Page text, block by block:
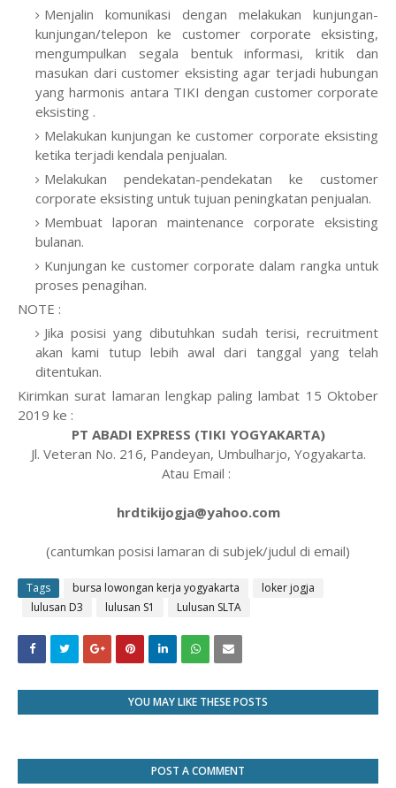
Menjalin komunikasi dengan melakukan kunjungan-
kunjungan/telepon ke customer corporate eksisting,
mengumpulkan segala bentuk informasi, kritik dan
masukan dari customer eksisting agar terjadi hubungan
yang harmonis antara TIKI dengan customer corporate
eksisting .
Melakukan kunjungan ke customer corporate eksisting
ketika terjadi kendala penjualan.
Melakukan pendekatan-pendekatan ke customer
corporate eksisting untuk tujuan peningkatan penjualan.
Membuat laporan maintenance corporate eksisting
bulanan.
Kunjungan ke customer corporate dalam rangka untuk
proses penagihan.
NOTE :
Jika posisi yang dibutuhkan sudah terisi, recruitment
akan kami tutup lebih awal dari tanggal yang telah
ditentukan.
Kirimkan surat lamaran lengkap paling lambat 15 Oktober
2019 ke :
PT ABADI EXPRESS (TIKI YOGYAKARTA)
Jl. Veteran No. 216, Pandeyan, Umbulharjo, Yogyakarta.
Atau Email :
hrdtikijogja@yahoo.com
(cantumkan posisi lamaran di subjek/judul di email)
Tags bursa lowongan kerja yogyakarta
loker jogja
lulusan D3
lulusan S1 Lulusan SLTA
YOU MAY LIKE THESE POSTS
POST A COMMENT